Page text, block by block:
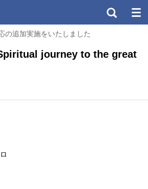
の追加実施をいたしました
journey to the great